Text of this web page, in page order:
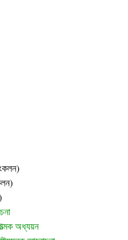
অধ্যয়ন